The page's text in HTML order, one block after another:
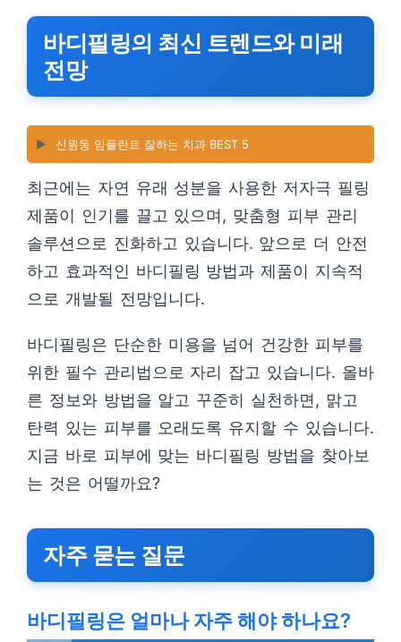
바디필링의 최신 트렌드와 미래
전망
▶️ 신원동 임플란트 잘하는 치과 BEST 5
최근에는 자연 유래 성분을 사용한 저자극 필링
제품이 인기를 끌고 있으며, 맞춤형 피부 관리
솔루션으로 진화하고 있습니다. 앞으로 더 안전
하고 효과적인 바디필링 방법과 제품이 지속적
으로 개발될 전망입니다.
바디필링은 단순한 미용을 넘어 건강한 피부를
위한 필수 관리법으로 자리 잡고 있습니다. 올바
른 정보와 방법을 알고 꾸준히 실천하면, 맑고
탄력 있는 피부를 오래도록 유지할 수 있습니다.
지금 바로 피부에 맞는 바디필링 방법을 찾아보
는 것은 어떨까요?
자주 묻는 질문
바디필링은 얼마나 자주 해야 하나요?